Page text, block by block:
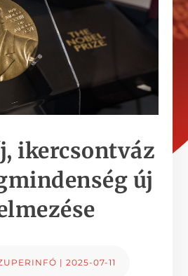
ikercsontváz
új
| 2025-07-11